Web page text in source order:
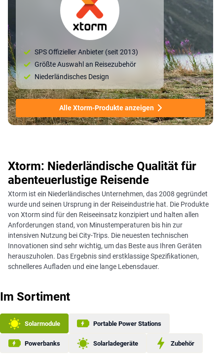
SPS Offizieller Anbieter (seit 2013)
Größte Auswahl an Reisezubehör
Niederländisches Design
Alle Xtorm-Produkte anzeigen
Xtorm: Niederländische Qualität für
abenteuerlustige Reisende
Xtorm ist ein Niederländisches Unternehmen, das 2008 gegründet
wurde und seinen Ursprung in der Reiseindustrie hat. Die Produkte
von Xtorm sind für den Reiseeinsatz konzipiert und halten allen
Anforderungen stand, von Minustemperaturen bis hin zur
intensiven Nutzung bei City-Trips. Die neuesten technischen
Innovationen sind sehr wichtig, um das Beste aus Ihren Geräten
herauszuholen. Das Ergebnis sind erstklassige Spezifikationen,
schnelleres Aufladen und eine lange Lebensdauer.
Im Sortiment
Solarmodule Portable Power Stations
Powerbanks Solarladegeräte Zubehör